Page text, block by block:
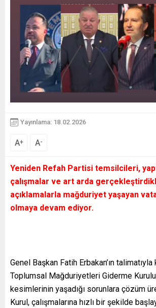
Yayınlama: 18.02.2026
A+ A-
Yeniden Refah Partisi temsilcileri,
çalışmalar ve art arda
açıklamalarla mağduriyet yaşayan
olmaya devam ediyor.
Genel Başkan Fatih Erbakan’ın talimatıyla
Toplumsal Mağduriyetleri Giderme
kesimlerinin yaşadığı sorunlara çözüm
Kurul, çalışmalarına hızlı bir şekilde